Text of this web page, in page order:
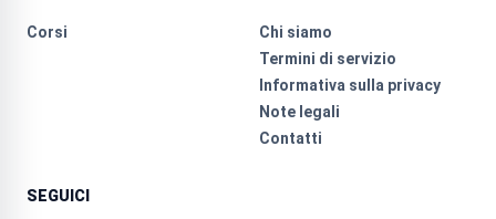
Corsi
Chi siamo
Termini di servizio
Informativa sulla privacy
Note legali
Contatti
SEGUICI